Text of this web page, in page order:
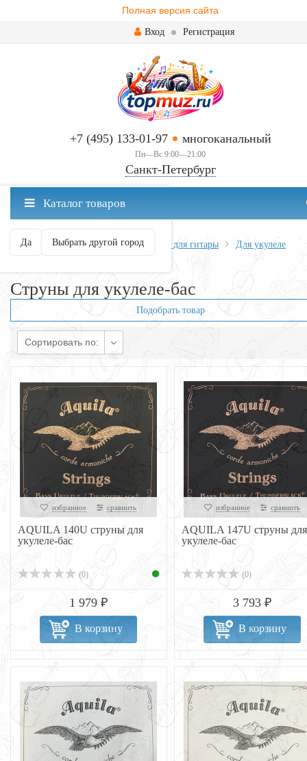
Полная версия сайта
Вход Регистрация
+7 (495) 133-01-97 многоканальный
Пн—Вс 9:00—21:00
Санкт-Петербург
Санкт-Петербург ваш город?
Да Выбрать другой город
Каталог товаров
Главная Всё для гитары Струны для гитары
Для укулеле
Струны для укулеле-бас
Подобрать товар
Сортировать по:
избранное сравнить
AQUILA 140U струны для
укулеле-бас
(0)
1 979 ₽
В корзину
избранное сравнить
AQUILA 147U струны для
укулеле-бас
(0)
3 793 ₽
В корзину